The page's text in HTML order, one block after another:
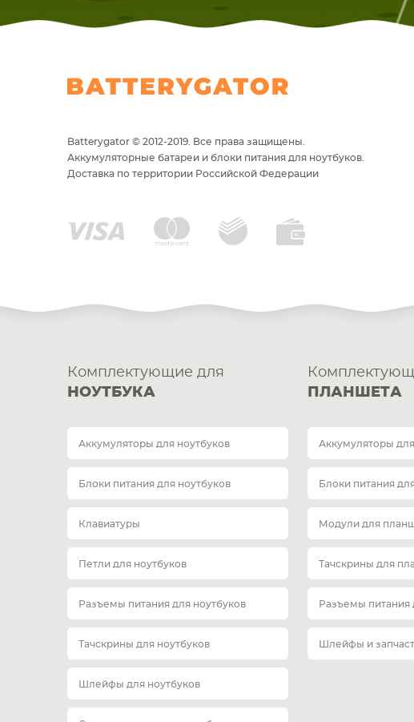
Batterygator © 2012-2019. Все права защищены.
Аккумуляторные батареи и блоки питания для ноутбуков.
Доставка по территории Российской Федерации
Комплектующие для
НОУТБУКА
Аккумуляторы для ноутбуков
Блоки питания для ноутбуков
Клавиатуры
Петли для ноутбуков
Разъемы питания для ноутбуков
Тачскрины для ноутбуков
Шлейфы для ноутбуков
ПЛАНШЕТА
Аккумуляторы
Блоки питания
Модули для
Тачскрины для
Разъемы питания
Шлейфы и